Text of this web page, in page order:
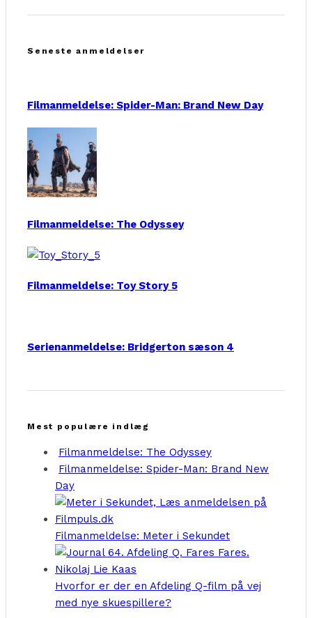
Seneste anmeldelser
Filmanmeldelse: Spider-Man: Brand New Day
Filmanmeldelse: The Odyssey
Filmanmeldelse: Toy Story 5
Serienanmeldelse: Bridgerton sæson 4
Mest populære indlæg
Filmanmeldelse: The Odyssey
Filmanmeldelse: Spider-Man: Brand New
Day
Filmanmeldelse: Meter i Sekundet
Hvorfor er der en Afdeling Q-film på vej
med nye skuespillere?